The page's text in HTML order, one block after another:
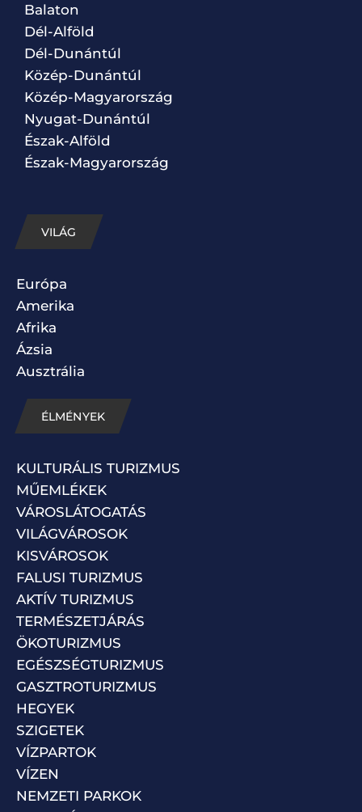
Balaton
Dél-Alföld
Dél-Dunántúl
Közép-Dunántúl
Közép-Magyarország
Nyugat-Dunántúl
Észak-Alföld
Észak-Magyarország
VILÁG
Európa
Amerika
Afrika
Ázsia
Ausztrália
ÉLMÉNYEK
KULTURÁLIS TURIZMUS
MŰEMLÉKEK
VÁROSLÁTOGATÁS
VILÁGVÁROSOK
KISVÁROSOK
FALUSI TURIZMUS
AKTÍV TURIZMUS
TERMÉSZETJÁRÁS
ÖKOTURIZMUS
EGÉSZSÉGTURIZMUS
GASZTROTURIZMUS
HEGYEK
SZIGETEK
VÍZPARTOK
VÍZEN
NEMZETI PARKOK